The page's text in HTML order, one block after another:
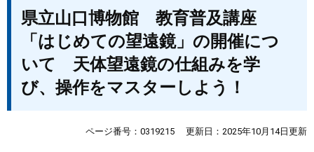
くらし・環境
健康・福祉
教育・文化・スポーツ
しごと・産業・観光
県立山口博物館 教育普及講座
「はじめての望遠鏡」の開催につ
いて 天体望遠鏡の仕組みを学
び、操作をマスターしよう！
ページ番号：0319215 更新日：2025年10月14日更新